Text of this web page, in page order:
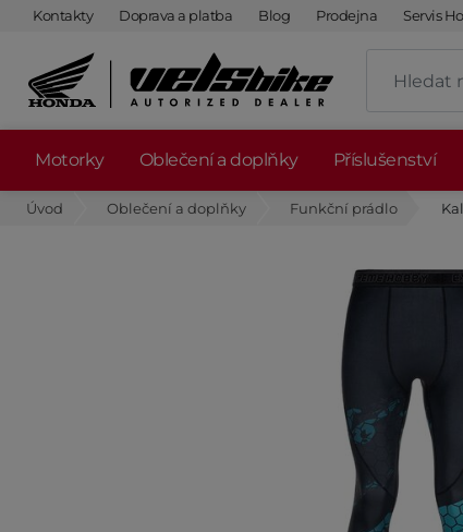
Kontakty Doprava a platba Blog Prodejna Servis
Motorky Oblečení a doplňky Příslušenství
Úvod Oblečení a doplňky Funkční prádlo